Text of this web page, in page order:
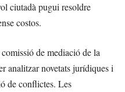
ciutadà pugui resoldre
costos.
de mediació de la
analitzar novetats jurídiques i
de conflictes. Les